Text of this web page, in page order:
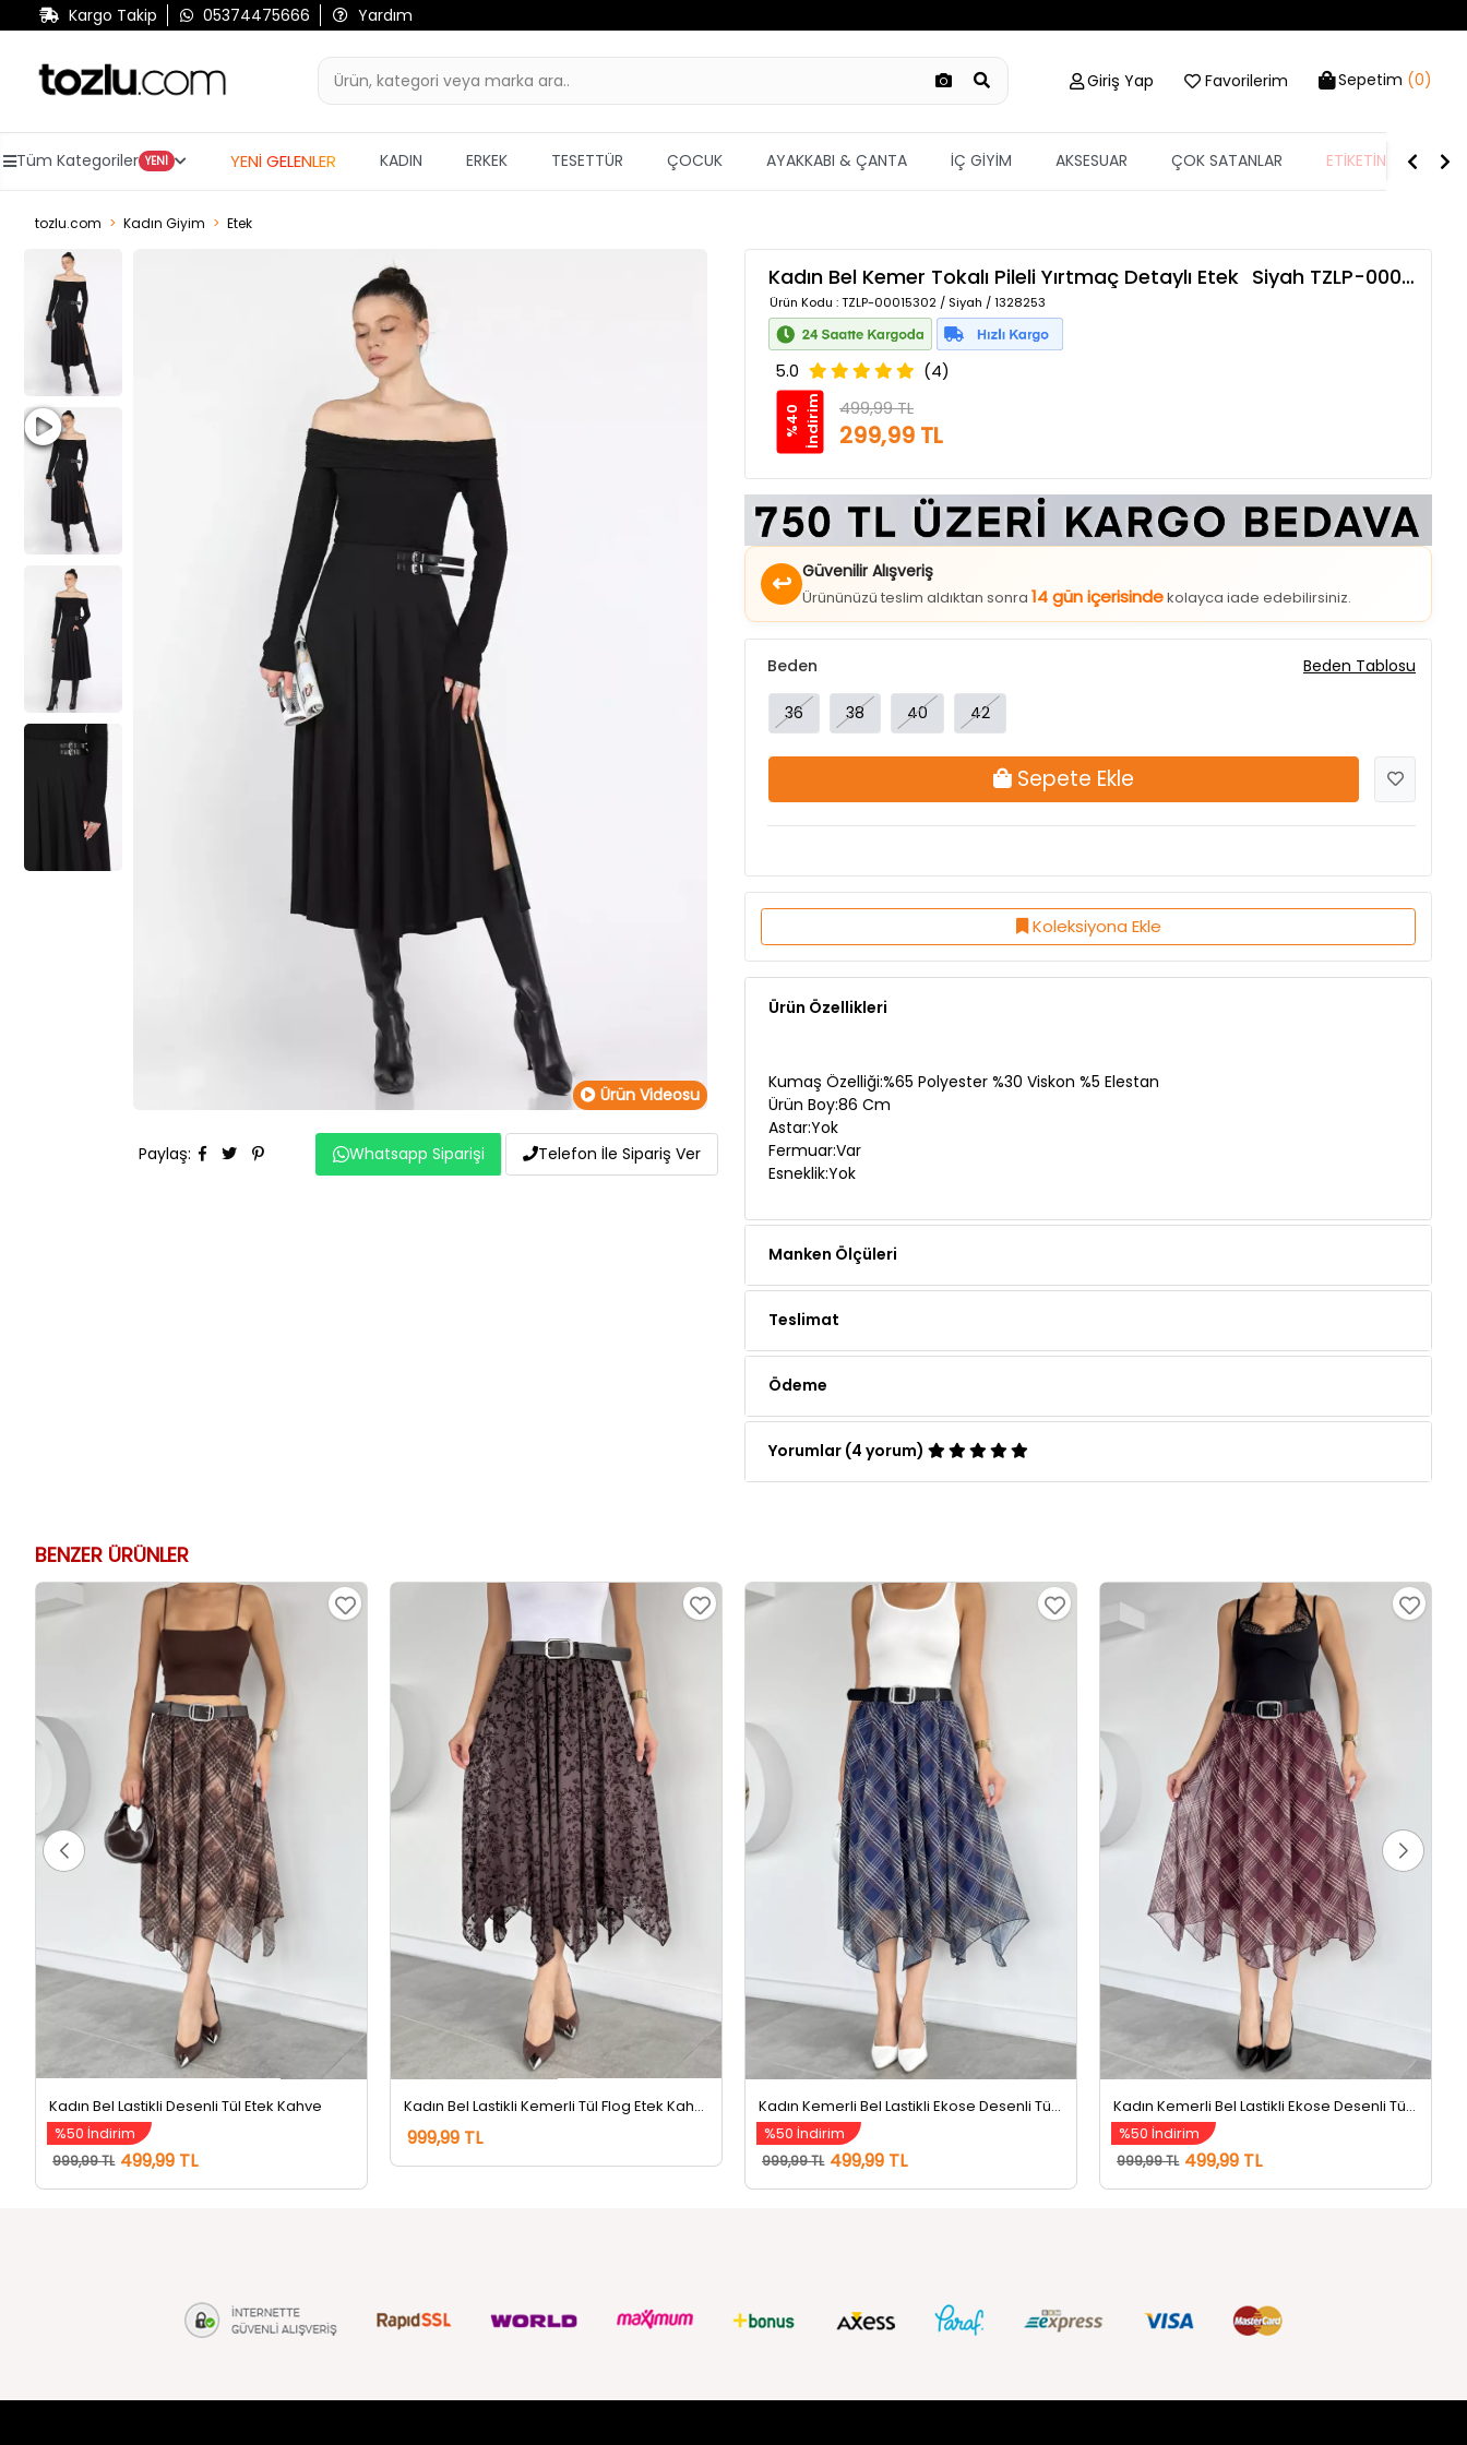
Kargo Takip 05374475666 Yardım
Giriş Yap Favorilerim Sepetim (0)
Tüm Kategoriler YENİ YENİ GELENLER KADIN ERKEK TESETTÜR ÇOCUK AYAKKABI & ÇANTA İÇ GİYİM AKSESUAR ÇOK SATANLAR ETİKETİN YARISI
tozlu.com Kadın Giyim Etek
Ürün Videosu
Paylaş: Whatsapp Siparişi Telefon İle Sipariş Ver
Kadın Bel Kemer Tokalı Pileli Yırtmaç Detaylı Etek Siyah TZLP-00015302
Ürün Kodu : TZLP-00015302 / Siyah / 1328253
5.0 (4)
%
4
0
İ
n
d
i
r
i m 499,99 TL
299,99 TL
↩ Güvenilir Alışveriş
Ürününüzü teslim aldıktan sonra 14 gün içerisindekolayca iade edebilirsiniz.
Beden
36 38 40 42
Beden Tablosu
Sepete Ekle
Koleksiyona Ekle
Ürün Özellikleri
Kumaş Özelliği:%65 Polyester %30 Viskon %5 Elestan
Ürün Boy:86 Cm
Astar:Yok
Fermuar:Var
Esneklik:Yok
Manken Ölçüleri
Teslimat
Ödeme
Yorumlar (4 yorum)
BENZER ÜRÜNLER
Kadın Bel Lastikli Desenli Tül Etek Kahve
%50 İndirim
999,99 TL 499,99 TL
Kadın Bel Lastikli Kemerli Tül Flog Etek Kahve
999,99 TL
Kadın Kemerli Bel Lastikli Ekose Desenli Tül Etek Lacivert
%50 İndirim
999,99 TL 499,99 TL
Kadın Kemerli Bel Lastikli Ekose Desenli Tül Etek Bordo
%50 İndirim
999,99 TL 499,99 TL